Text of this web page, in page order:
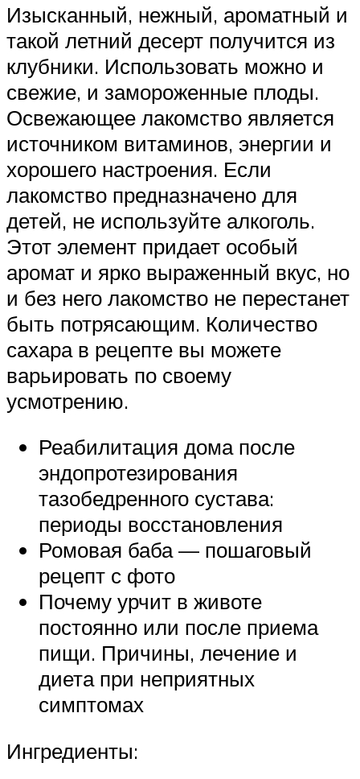
Изысканный, нежный, ароматный и
такой летний десерт получится из
клубники. Использовать можно и
свежие, и замороженные плоды.
Освежающее лакомство является
источником витаминов, энергии и
хорошего настроения. Если
лакомство предназначено для
детей, не используйте алкоголь.
Этот элемент придает особый
аромат и ярко выраженный вкус, но
и без него лакомство не перестанет
быть потрясающим. Количество
сахара в рецепте вы можете
варьировать по своему
усмотрению.
Реабилитация дома после
эндопротезирования
тазобедренного сустава:
периоды восстановления
Ромовая баба — пошаговый
рецепт с фото
Почему урчит в животе
постоянно или после приема
пищи. Причины, лечение и
диета при неприятных
симптомах
Ингредиенты: